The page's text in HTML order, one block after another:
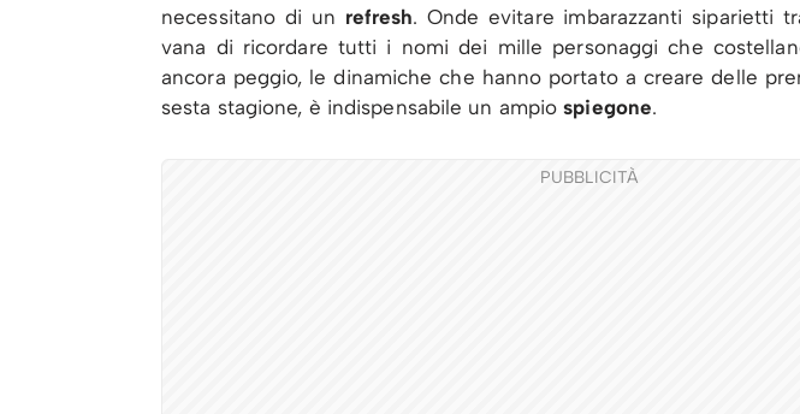
necessitano di un refresh. Onde evitare imbarazzanti siparietti
vana di ricordare tutti i nomi dei mille personaggi che
ancora peggio, le dinamiche che hanno portato a creare delle
sesta stagione, è indispensabile un ampiospiegone.
PUBBLICITÀ